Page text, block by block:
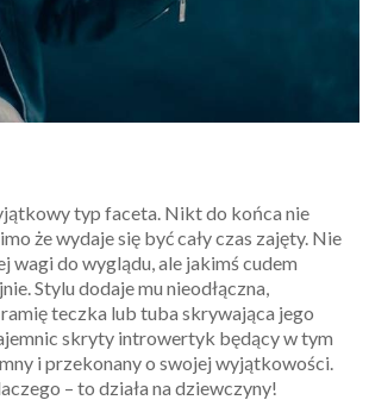
typ faceta. Nikt do końca nie
że wydaje się być cały czas zajęty. Nie
wagi do wyglądu, ale jakimś cudem
Stylu dodaje mu nieodłączna,
teczka lub tuba skrywająca jego
skryty introwertyk będący w tym
i przekonany o swojej wyjątkowości.
– to działa na dziewczyny!